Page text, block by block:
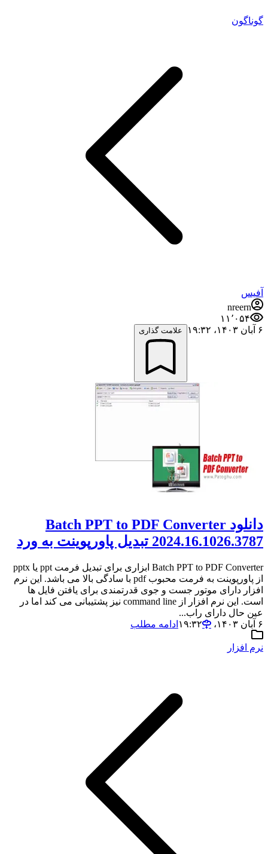
گوناگون
آفیس
nreern
۱۱٬۰۵۴
۶ آبان ۱۴۰۳،‏ ۱۹:۳۲
علامت گذاری
دانلود Batch PPT to PDF Converter
2024.16.1026.3787 تبدیل پاورپوینت به ورد
Batch PPT to PDF Converter ابزاری برای تبدیل فرمت ppt یا pptx
از پاورپوینت به فرمت محبوب pdf با سادگی بالا می باشد. این نرم
افزار دارای موتور جست و جوی قدرتمندی برای یافتن فایل ها
است. این نرم افزار از command line نیز پشتیبانی می کند اما در
عین حال دارای راب...
۶ آبان ۱۴۰۳،‏ ۱۹:۳۲
ادامه مطلب
نرم افزار